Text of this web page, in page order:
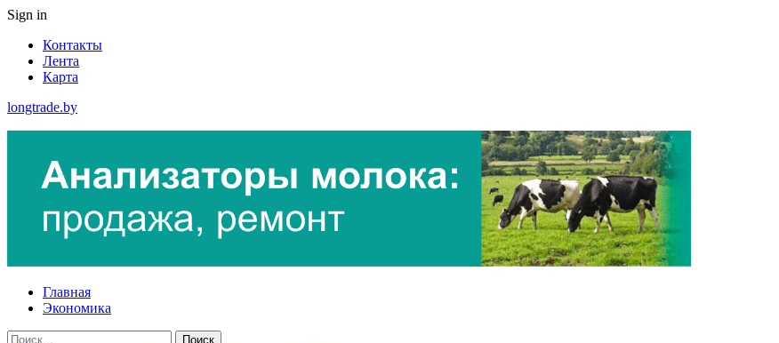
Sign in
Контакты
Лента
Карта
longtrade.by
Главная
Экономика